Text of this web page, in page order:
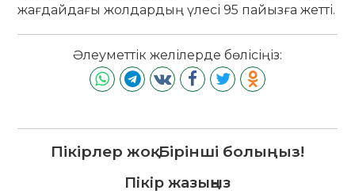
жағдайдағы жолдардың үлесі 95 пайызға жетті.
Әлеуметтік желілерде бөлісіңіз:
Пікірлер жоқ. Бірінші болыңыз!
Пікір жазыңыз